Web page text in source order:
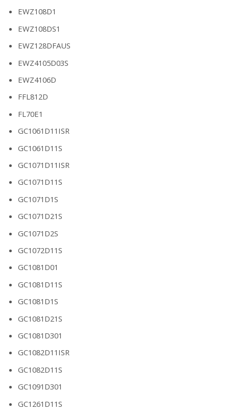
EWZ108D1
EWZ108DS1
EWZ128DFAUS
EWZ4105D03S
EWZ4106D
FFL812D
FL70E1
GC1061D11ISR
GC1061D11S
GC1071D11ISR
GC1071D11S
GC1071D1S
GC1071D21S
GC1071D2S
GC1072D11S
GC1081D01
GC1081D11S
GC1081D1S
GC1081D21S
GC1081D301
GC1082D11ISR
GC1082D11S
GC1091D301
GC1261D11S